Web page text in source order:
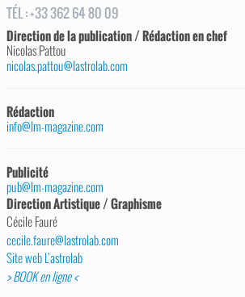
TÉL:+33 362 64 80 09
Direction de la publication / Rédaction en chef
Nicolas Pattou
nicolas.pattou@lastrolab.com
Rédaction
info@lm-magazine.com
Publicité
pub@lm-magazine.com
Direction Artistique / Graphisme
Cécile Fauré
cecile.faure@lastrolab.com
Site web L’astrolab
> BOOK en ligne <